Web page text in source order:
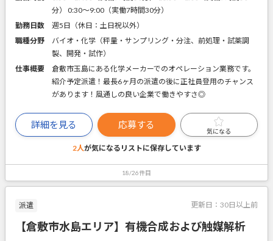
分） 0:30～9:00（実働7時間30分）
勤務日数
週5日（休日：土日祝以外）
職種分野
バイオ・化学（秤量・サンプリング・分注、前処理・試薬調
製、開発・試作）
仕事概要
倉敷市玉島にある化学メーカーでのオペレーション業務です。
紹介予定派遣！最長6ヶ月の派遣の後に正社員登用のチャンス
があります！風通しの良い企業で働きやすさ◎
詳細を見る 応募する
気になる
2人が気になるリストに保存しています
18/26件目
派遣 更新日： 30日以上前
【倉敷市水島エリア】有機合成および触媒解析